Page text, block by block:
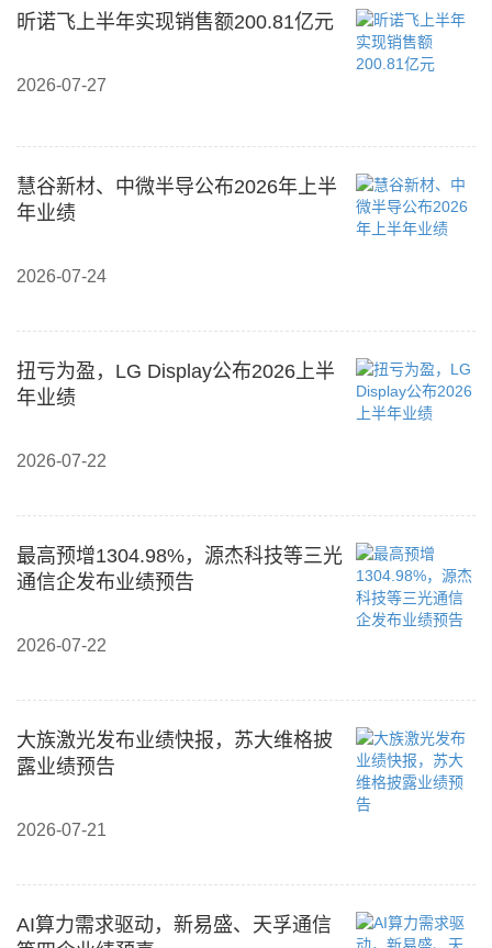
昕诺飞上半年实现销售额200.81亿元
2026-07-27
慧谷新材、中微半导公布2026年上半
年业绩
2026-07-24
扭亏为盈，LG Display公布2026上半
年业绩
2026-07-22
最高预增1304.98%，源杰科技等三光
通信企发布业绩预告
2026-07-22
大族激光发布业绩快报，苏大维格披
露业绩预告
2026-07-21
AI算力需求驱动，新易盛、天孚通信